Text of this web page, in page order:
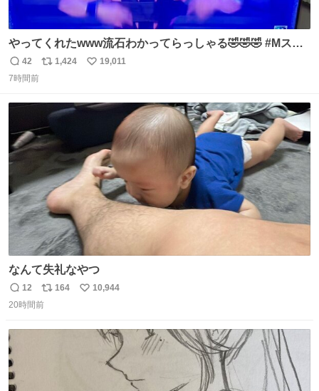
やってくれたwww流石わかってらっしゃる🤣🤣🤣 #Mステ
#西川貴教
返
信
42
リ
ト
数
1,424
い
19,011
7時間前
なんて失礼なやつ
返
信
12
リ
ポ
164
い
10,944
20時間前